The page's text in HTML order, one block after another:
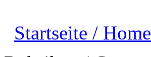
Startseite / Home